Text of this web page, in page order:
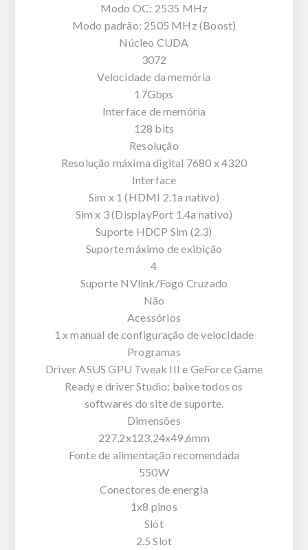
Modo OC: 2535 MHz
Modo padrão: 2505 MHz (Boost)
Núcleo CUDA
3072
Velocidade da memória
17Gbps
Interface de memória
128 bits
Resolução
Resolução máxima digital 7680 x 4320
Interface
Sim x 1 (HDMI 2.1a nativo)
Sim x 3 (DisplayPort 1.4a nativo)
Suporte HDCP Sim (2.3)
Suporte máximo de exibição
4
Suporte NVlink/Fogo Cruzado
Não
Acessórios
1 x manual de configuração de velocidade
Programas
Driver ASUS GPU Tweak III e GeForce Game
Ready e driver Studio: baixe todos os
softwares do site de suporte.
Dimensões
227,2x123,24x49,6mm
Fonte de alimentação recomendada
550W
Conectores de energia
1x8 pinos
Slot
2.5 Slot